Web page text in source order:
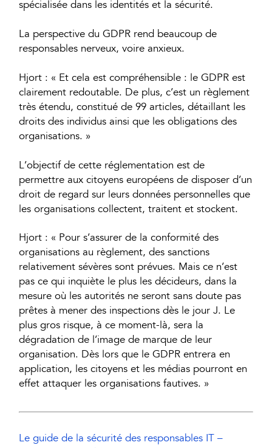
spécialisée dans les identités et la sécurité.
La perspective du GDPR rend beaucoup de
responsables nerveux, voire anxieux.
Hjort : « Et cela est compréhensible : le GDPR est
clairement redoutable. De plus, c’est un règlement
très étendu, constitué de 99 articles, détaillant les
droits des individus ainsi que les obligations des
organisations. »
L’objectif de cette réglementation est de
permettre aux citoyens européens de disposer d’un
droit de regard sur leurs données personnelles que
les organisations collectent, traitent et stockent.
Hjort : « Pour s’assurer de la conformité des
organisations au règlement, des sanctions
relativement sévères sont prévues. Mais ce n’est
pas ce qui inquiète le plus les décideurs, dans la
mesure où les autorités ne seront sans doute pas
prêtes à mener des inspections dès le jour J. Le
plus gros risque, à ce moment-là, sera la
dégradation de l’image de marque de leur
organisation. Dès lors que le GDPR entrera en
application, les citoyens et les médias pourront en
effet attaquer les organisations fautives. »
Le guide de la sécurité des responsables IT –